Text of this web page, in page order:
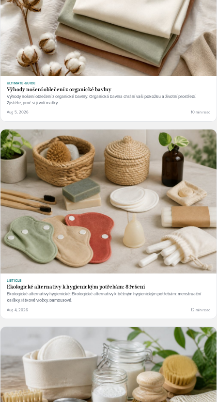
ULTIMATE-GUIDE
Výhody nošení oblečení z organické bavlny
Výhody nošení oblečení z organické bavlny: Organická bavlna chrání vaši pokožku a životní prostředí.
Zjistěte, proč si ji volí matky.
Aug 5, 2026 10 min read
LISTICLE
Ekologické alternativy k hygienickým potřebám: 8 řešení
Ekologické alternativy hygienické: Ekologické alternativy k běžným hygienickým potřebám: menstruační
kalíšky, látkové vložky, bambusové.
Aug 4, 2026 12 min read